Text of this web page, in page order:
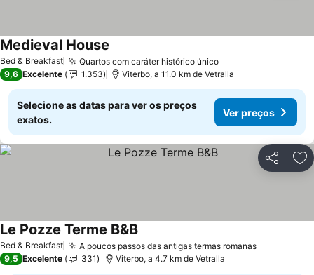
Bed & Breakfast Quartos com caráter histórico único
Medieval House
9,6 Excelente 1.353 Viterbo, a 11.0 km de Vetralla
Selecione as datas para ver os preços
exatos.
Ver preços
Partilhar
Bed & Breakfast A poucos passos das antigas termas romanas
Le Pozze Terme B&B
9,5 Excelente 331 Viterbo, a 4.7 km de Vetralla